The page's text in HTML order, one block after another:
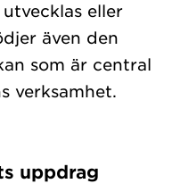
eller
även den
som är central
verksamhet.
uppdrag